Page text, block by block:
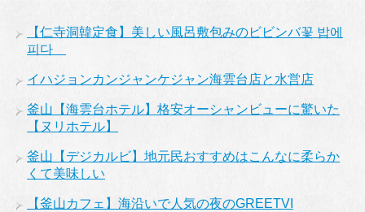
【仁寺洞韓定食】美しい風呂敷包みのビビンバ꽃 밥에
피다
イハジョンカンジャンケジャン海雲台店と水営店
釜山【海雲台ホテル】格安オーシャンビューに驚いた
【ヌリホテル】
釜山【デジカルビ】地元民おすすめはこんなに柔らか
くて美味しい
【釜山カフェ】海沿いで人気の夜のGREETVI